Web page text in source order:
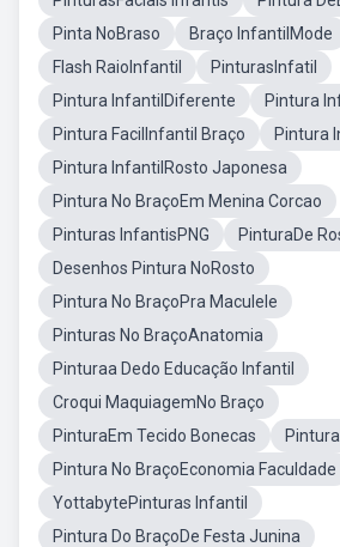
Pinta NoBraso
Braço InfantilMode
Flash RaioInfantil
PinturasInfatil
Pintura InfantilDiferente
Pintura
Pintura FacilInfantil Braço
Pintura
Pintura InfantilRosto Japonesa
Pintura No BraçoEm Menina Corcao
Pinturas InfantisPNG
PinturaDe
Desenhos Pintura NoRosto
Pintura No BraçoPra Maculele
Pinturas No BraçoAnatomia
Pinturaa Dedo Educação Infantil
Croqui MaquiagemNo Braço
PinturaEm Tecido Bonecas
Pintura No BraçoEconomia Faculdade
YottabytePinturas Infantil
Pintura Do BraçoDe Festa Junina